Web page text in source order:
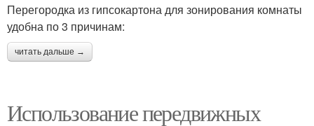
Перегородка из гипсокартона для зонирования комнаты
удобна по 3 причинам:
читать дальше →
Использование передвижных